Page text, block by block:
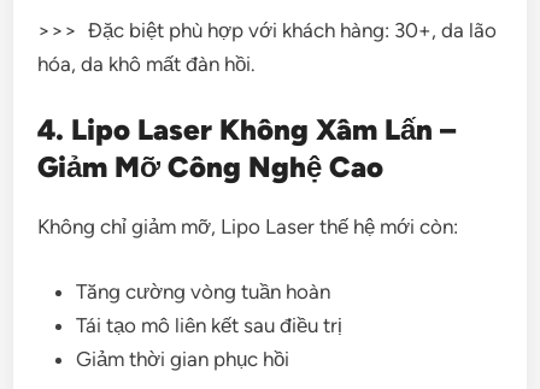
>>> Đặc biệt phù hợp với khách hàng: 30+, da lão
hóa, da khô mất đàn hồi.
4. Lipo Laser Không Xâm Lấn –
Giảm Mỡ Công Nghệ Cao
Không chỉ giảm mỡ, Lipo Laser thế hệ mới còn:
Tăng cường vòng tuần hoàn
Tái tạo mô liên kết sau điều trị
Giảm thời gian phục hồi